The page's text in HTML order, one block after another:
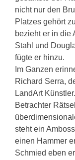
nicht nur den
Platzes gehört
bezieht er in die
Stahl und
fügte er hinzu.
Im Ganzen
Richard Serra,
LandArt
Betrachter
steht ein
einen Hammer
Schmied eben